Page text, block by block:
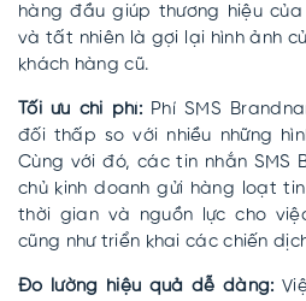
hàng đầu giúp thương hiệu
và tất nhiên là gợi lại hình ảnh
khách hàng cũ.
Tối ưu chi phí:Phí SMS
đối thấp so với nhiều những
Cùng với đó, các tin nhắn SMS
chủ kinh doanh gửi hàng loạt
thời gian và nguồn lực cho
cũng như triển khai các chiến
Đo lường hiệu quả dễ dàng: